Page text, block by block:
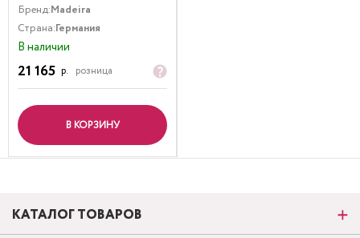
Бренд:Madeira
Страна:Германия
В наличии
21 165 р. розница
В КОРЗИНУ
КАТАЛОГ ТОВАРОВ